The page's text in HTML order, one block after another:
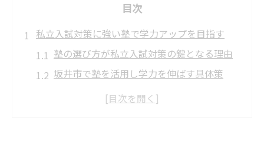
目次
私立入試対策に強い塾で学力アップを目指す
塾の選び方が私立入試対策の鍵となる理由
坂井市で塾を活用し学力を伸ばす具体策
私立入試に強い塾の授業内容と指導法とは